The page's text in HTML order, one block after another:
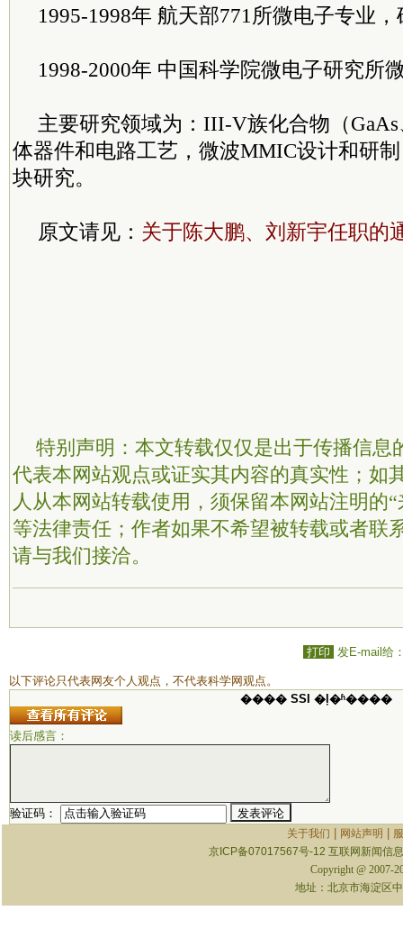
1995-1998年 航天部771所微电子专业，
1998-2000年 中国科学院微电子研究所
主要研究领域为：III-V族化合物（
体器件和电路工艺，微波MMIC设计和研
块研究。
原文请见： 关于陈大鹏、刘新宇任职的
特别声明：本文转载仅仅是出于传播信息
代表本网站观点或证实其内容的真实性；如
人从本网站转载使用，须保留本网站注明的
等法律责任；作者如果不希望被转载或者联
请与我们接洽。
打印 发E-mail给
以下评论只代表网友个人观点，不代表科学网观点。
���� SSI �ļ�ʱ����
读后感言：
验证码：
关于我们 | 网站声明 |
京ICP备07017567号-12 互联网新闻信
Copyright @ 2007-
地址：北京市海淀区